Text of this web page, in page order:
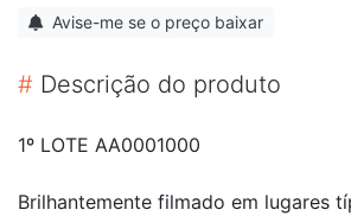
Avise-me se o preço baixar
# Descrição do produto
1º LOTE AA0001000
Brilhantemente filmado em lugares